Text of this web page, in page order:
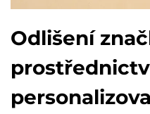
Odlišení